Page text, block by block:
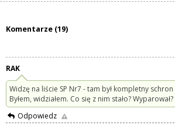
Komentarze (19)
RAK
Widzę na liście SP Nr7 - tam był kompletny
Byłem, widziałem. Co się z nim stało? Wyparował?
Odpowiedz